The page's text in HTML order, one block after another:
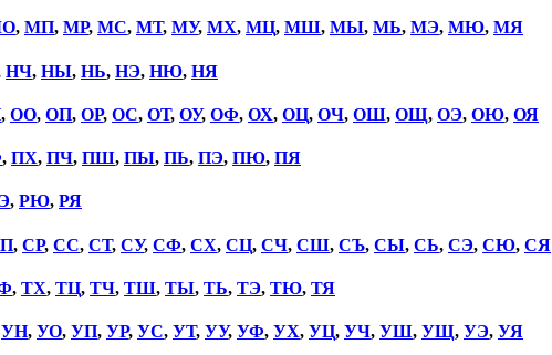
, МП, МР, МС, МТ, МУ, МХ, МЦ, МШ, МЫ, МЬ, МЭ, МЮ, МЯ
НЧ, НЫ, НЬ, НЭ, НЮ, НЯ
, ОО, ОП, ОР, ОС, ОТ, ОУ, ОФ, ОХ, ОЦ, ОЧ, ОШ, ОЩ, ОЭ, ОЮ, ОЯ
, ПХ, ПЧ, ПШ, ПЫ, ПЬ, ПЭ, ПЮ, ПЯ
, РЮ, РЯ
, СР, СС, СТ, СУ, СФ, СХ, СЦ, СЧ, СШ, СЪ, СЫ, СЬ, СЭ, СЮ, СЯ
, ТХ, ТЦ, ТЧ, ТШ, ТЫ, ТЬ, ТЭ, ТЮ, ТЯ
УН, УО, УП, УР, УС, УТ, УУ, УФ, УХ, УЦ, УЧ, УШ, УЩ, УЭ, УЯ